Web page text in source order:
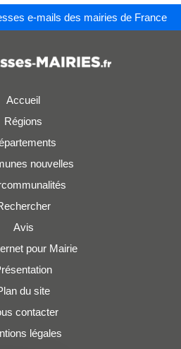
e-mails des mairies de France
Accueil
Régions
nouvelles
Avis
pour Mairie
du site
contacter
légales